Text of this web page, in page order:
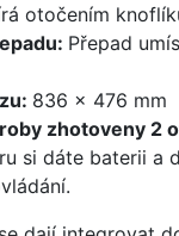
otočením
Přepad
836 x 476 mm
zhotoveny 2
si dáte baterii a